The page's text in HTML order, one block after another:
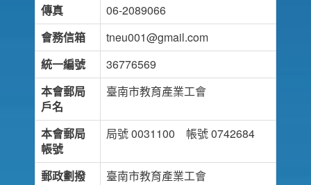
傳真
06-2089066
會務信箱
tneu001@gmail.com
統一編號
36776569
本會郵局
戶名
臺南市教育產業工會
本會郵局
帳號
局號 0031100 帳號 0742684
郵政劃撥
臺南市教育產業工會